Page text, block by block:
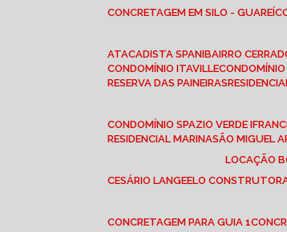
CONCRETAGEM EM SILO - GUAREÍ
ATACADISTA SPANI BAIRRO
CONDOMÍNIO ITAVILLE
RESERVA DAS PAINEIRAS
CONDOMÍNIO SPAZIO VERDE I
RESIDENCIAL MARINA SÃO MIGUEL
LOCAÇÃO
CESÁRIO LANGE ELO
CONCRETAGEM PARA GUIA 1